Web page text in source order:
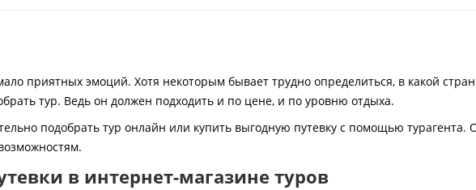
приятных эмоций. Хотя некоторым бывает трудно определиться, в какой
тур. Ведь он должен подходить и по цене, и по уровню отдыха.
подобрать тур онлайн или купить выгодную путевку с помощью турагента.
в интернет-магазине туров